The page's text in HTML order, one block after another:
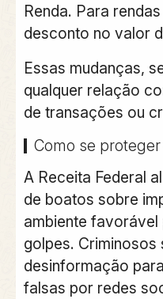
Renda. Para
desconto no valor
Essas mudanças,
qualquer relação
de transações ou
Como se
A Receita Federal
de boatos sobre
ambiente
golpes.
desinformação
falsas por redes